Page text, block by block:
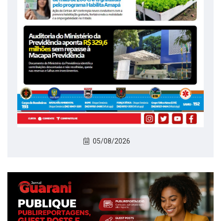
05/08/2026